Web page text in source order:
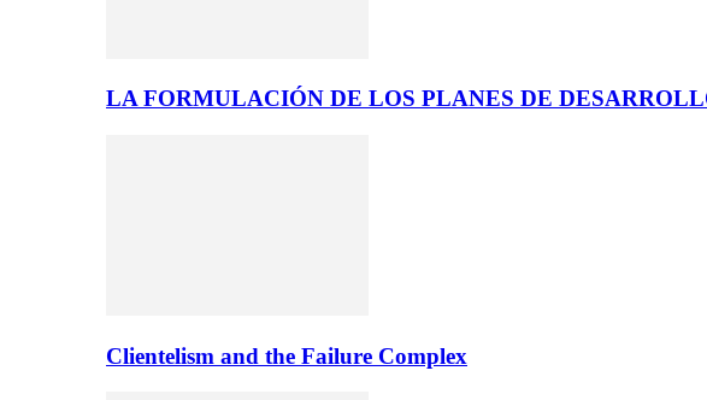
LA FORMULACIÓN DE LOS PLANES DE
Clientelism and the Failure Complex